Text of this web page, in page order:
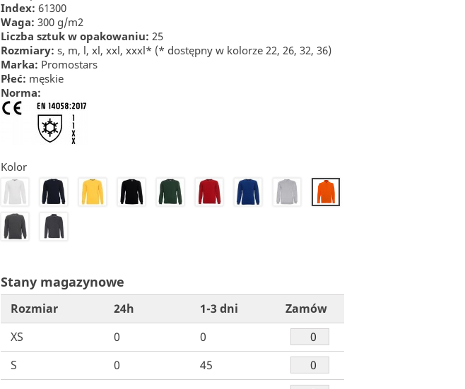
Index: 61300
Waga: 300 g/m2
Liczba sztuk w opakowaniu: 25
Rozmiary: s, m, l, xl, xxl, xxxl* (* dostępny w kolorze 22, 26, 32, 36)
Marka: Promostars
Płeć: męskie
Norma:
Kolor
20
22 24 26 28 30 32 34 36
48 50
Stany magazynowe
Rozmiar 24h 1-3 dni
Zamów
XS
0
0
S
0
45